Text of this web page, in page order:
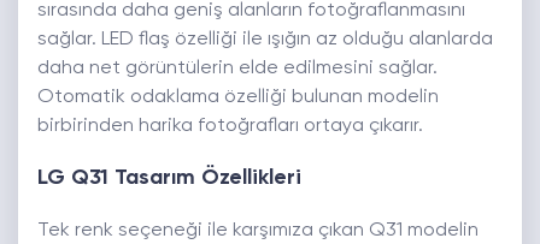
sırasında daha geniş alanların fotoğraflanmasını
sağlar. LED flaş özelliği ile ışığın az olduğu alanlarda
daha net görüntülerin elde edilmesini sağlar.
Otomatik odaklama özelliği bulunan modelin
birbirinden harika fotoğrafları ortaya çıkarır.
LG Q31 Tasarım Özellikleri
Tek renk seçeneği ile karşımıza çıkan Q31 modelin